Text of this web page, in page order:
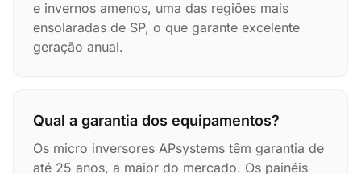
e invernos amenos, uma das regiões mais
ensolaradas de SP, o que garante excelente
geração anual.
Qual a garantia dos equipamentos?
Os micro inversores APsystems têm garantia de
até 25 anos, a maior do mercado. Os painéis